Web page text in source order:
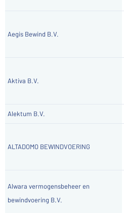
Aegis Bewind B.V.
Aktiva B.V.
Alektum B.V.
ALTADOMO BEWINDVOERING
Alwara vermogensbeheer en
bewindvoering B.V.